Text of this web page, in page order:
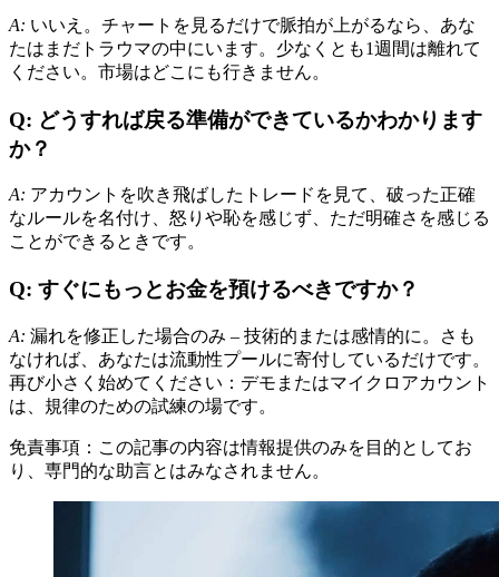
A: いいえ。チャートを見るだけで脈拍が上がるなら、あな
たはまだトラウマの中にいます。少なくとも1週間は離れて
ください。市場はどこにも行きません。
Q: どうすれば戻る準備ができているかわかります
か？
A: アカウントを吹き飛ばしたトレードを見て、破った正確
なルールを名付け、怒りや恥を感じず、ただ明確さを感じる
ことができるときです。
Q: すぐにもっとお金を預けるべきですか？
A: 漏れを修正した場合のみ – 技術的または感情的に。さも
なければ、あなたは流動性プールに寄付しているだけです。
再び小さく始めてください：デモまたはマイクロアカウント
は、規律のための試練の場です。
免責事項：この記事の内容は情報提供のみを目的としてお
り、専門的な助言とはみなされません。